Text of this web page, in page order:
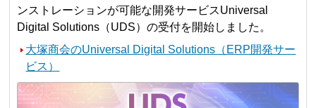
ンストレーションが可能な開発サービスUniversal
Digital Solutions（UDS）の受付を開始しました。
大塚商会のUniversal Digital Solutions（ERP開発サー
ビス）